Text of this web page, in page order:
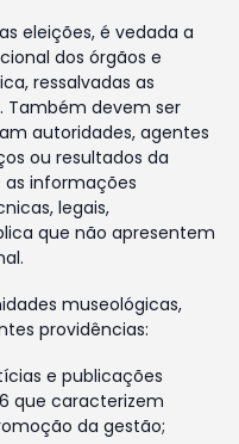
eleições, é vedada a
dos órgãos e
ressalvadas as
Também devem ser
autoridades, agentes
ou resultados da
informações
legais,
que não apresentem
museológicas,
providências:
e publicações
que caracterizem
da gestão;